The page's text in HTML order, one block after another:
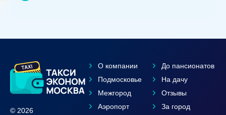
© 2026
О компании
Подмосковье
Межгород
Аэропорт
До пансионатов
На дачу
Отзывы
За город